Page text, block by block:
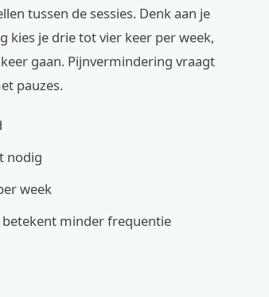
tussen de sessies. Denk aan je
kies je drie tot vier keer per week,
gaan. Pijnvermindering vraagt
pauzes.
nodig
week
minder frequentie